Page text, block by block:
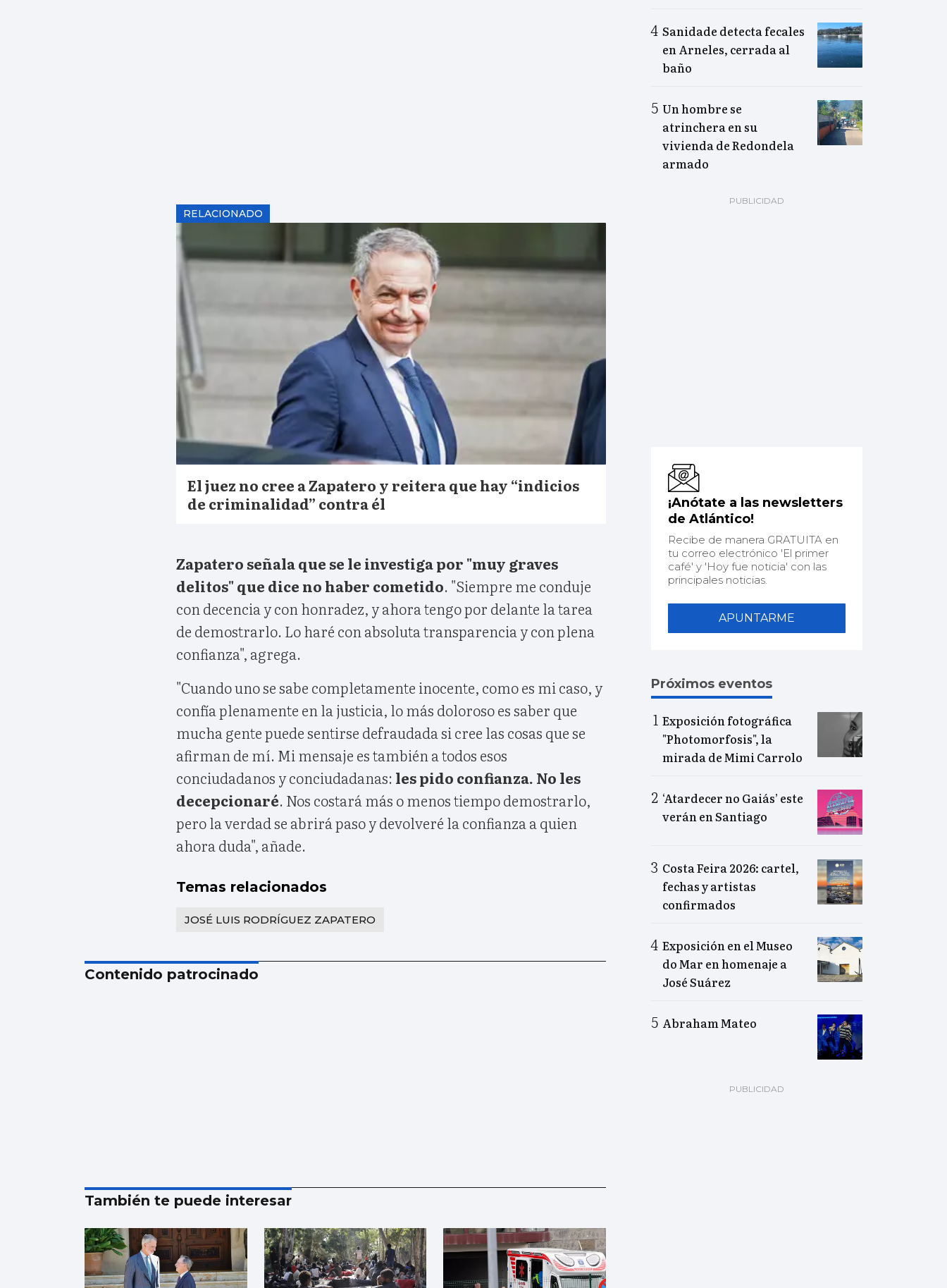
RELACIONADO
El juez no cree a Zapatero y reitera que hay “indicios
de criminalidad” contra él
Zapatero señala que se le investiga por "muy graves
delitos" que dice no haber cometido. "Siempre me conduje
con decencia y con honradez, y ahora tengo por delante la tarea
de demostrarlo. Lo haré con absoluta transparencia y con plena
confianza", agrega.
"Cuando uno se sabe completamente inocente, como es mi caso, y
confía plenamente en la justicia, lo más doloroso es saber que
mucha gente puede sentirse defraudada si cree las cosas que se
afirman de mí. Mi mensaje es también a todos esos
conciudadanos y conciudadanas: les pido confianza. No les
decepcionaré. Nos costará más o menos tiempo demostrarlo,
pero la verdad se abrirá paso y devolveré la confianza a quien
ahora duda", añade.
Temas relacionados
JOSÉ LUIS RODRÍGUEZ ZAPATERO
Contenido patrocinado
También te puede interesar
Sanidade detecta fecales
en Arneles, cerrada al
baño
Un hombre se
atrinchera en su
vivienda de Redondela
armado
¡Anótate a las newsletters
de Atlántico!
Recibe de manera GRATUITA en
tu correo electrónico 'El primer
café' y 'Hoy fue noticia' con las
principales noticias.
APUNTARME
Próximos eventos
Exposición fotográfica
"Photomorfosis", la
mirada de Mimi Carrolo
‘Atardecer no Gaiás’ este
verán en Santiago
Costa Feira 2026: cartel,
fechas y artistas
confirmados
Exposición en el Museo
do Mar en homenaje a
José Suárez
Abraham Mateo